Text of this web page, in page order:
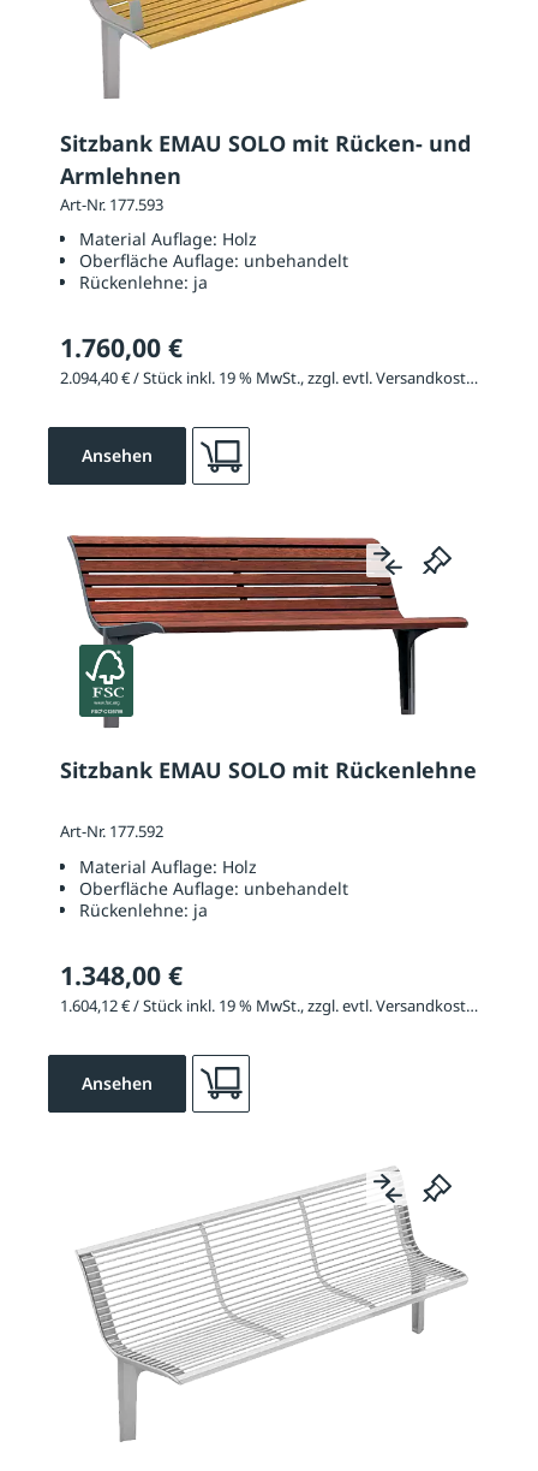
Sitzbank EMAU SOLO mit Rücken- und
Armlehnen
Art-Nr. 177.593
Material Auflage: Holz
Oberfläche Auflage: unbehandelt
Rückenlehne: ja
1.760,00 €
2.094,40 € / Stück inkl. 19 % MwSt., zzgl. evtl. Versandkosten
Ansehen
Sitzbank EMAU SOLO mit Rückenlehne
Art-Nr. 177.592
Material Auflage: Holz
Oberfläche Auflage: unbehandelt
Rückenlehne: ja
1.348,00 €
1.604,12 € / Stück inkl. 19 % MwSt., zzgl. evtl. Versandkosten
Ansehen